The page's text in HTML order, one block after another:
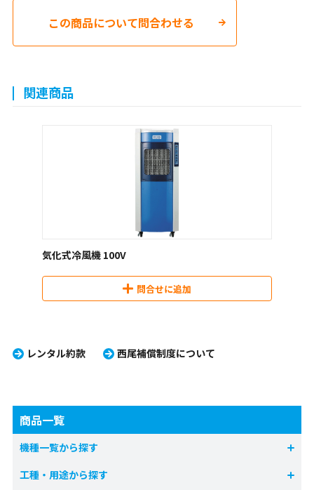
この商品について問合わせる
関連商品
気化式冷風機 100V
問合せに追加
レンタル約款 西尾補償制度について
商品一覧
機種一覧から探す
工種・用途から探す